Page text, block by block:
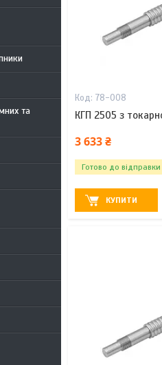
та
78-008
КГП 2505 з
3 633 ₴
Готово до відправки
КУПИТИ